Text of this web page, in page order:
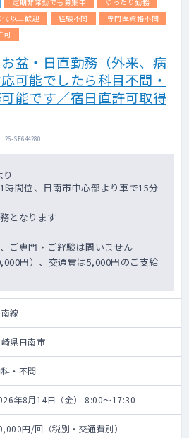
代以上歓迎 経験不問
専門医資格不問
可
お盆・日直勤務（外来、病
可能でしたら科目不問・
能です／宿日直許可取得
26-SF644280
間位、日南市中心部より車で15分
となります
ご専門・ご経験は問いません
円）、交通費は5,000円のご支給
線
県日南市
・不問
年8月14日（金） 8:00～17:30
円/回（税別・交通費別）